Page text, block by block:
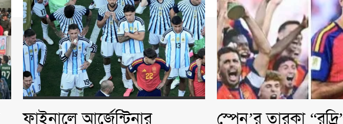
ফাইনালে আর্জেন্টিনার স্পেন’র তারকা